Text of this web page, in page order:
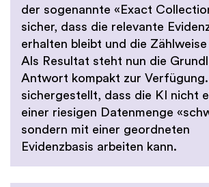
der sogenannte «Exact
sicher, dass die relevante
erhalten bleibt und die
Als Resultat steht nun die
Antwort kompakt zur Verfügung.
sichergestellt, dass die KI nicht
einer riesigen Datenmenge
sondern mit einer geordneten
Evidenzbasis arbeiten kann.